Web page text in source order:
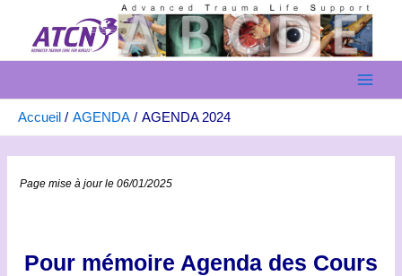
contenu
Main
Accueil AGENDA AGENDA 2024
Page mise à jour le 06/01/2025
Pour mémoire Agenda des Cours